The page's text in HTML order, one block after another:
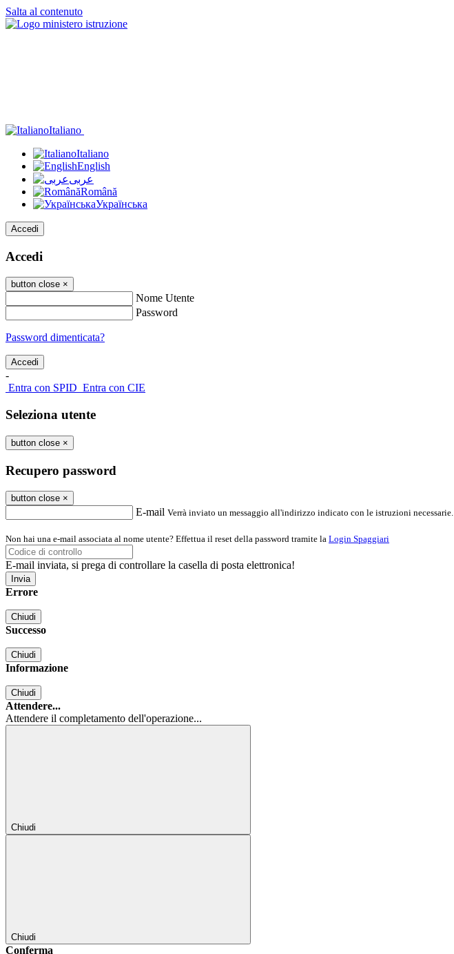
Salta al contenuto
Italiano
Italiano
English
عربى
Română
Українська
Accedi
Accedi
button close ×
Nome Utente
Password
Password dimenticata?
-
Entra con SPID Entra con CIE
Seleziona utente
button close ×
Recupero password
button close ×
E-mail Verrà inviato un messaggio all'indirizzo indicato con le istruzioni necessarie.
Non hai una e-mail associata al nome utente? Effettua il reset della password tramite la Login Spaggiari
E-mail inviata, si prega di controllare la casella di posta elettronica!
Errore
Chiudi
Successo
Chiudi
Informazione
Chiudi
Attendere...
Attendere il completamento dell'operazione...
Chiudi
Chiudi
Conferma